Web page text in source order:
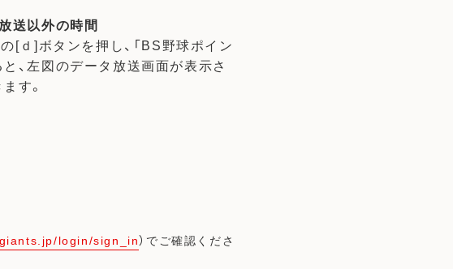
放送以外の時間
[ｄ]ボタンを押し、「BS野球ポイン
と、左図のデータ放送画面が表示さ
す。
login/sign_in）でご確認くださ